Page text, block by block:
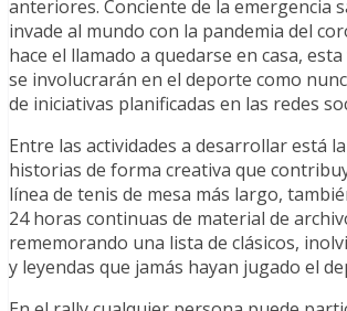
anteriores. Conciente de la emergencia
invade al mundo con la pandemia del
hace el llamado a quedarse en casa,
se involucrarán en el deporte como
de iniciativas planificadas en las redes
Entre las actividades a desarrollar está
historias de forma creativa que
línea de tenis de mesa más largo,
24 horas continuas de material de
rememorando una lista de clásicos,
y leyendas que jamás hayan jugado el